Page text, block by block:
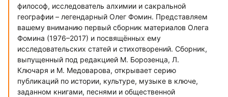
философ, исследователь алхимии и сакральной
географии – легендарный Олег Фомин. Представляем
вашему вниманию первый сборник материалов Олега
Фомина (1976–2017) и посвящённых ему
исследовательских статей и стихотворений. Сборник,
выпущенный под редакцией М. Борозенца, Л.
Ключаря и М. Медоварова, открывает серию
публикаций по истории, культуре, музыке в ключе,
заданном книгами, песнями и общественной